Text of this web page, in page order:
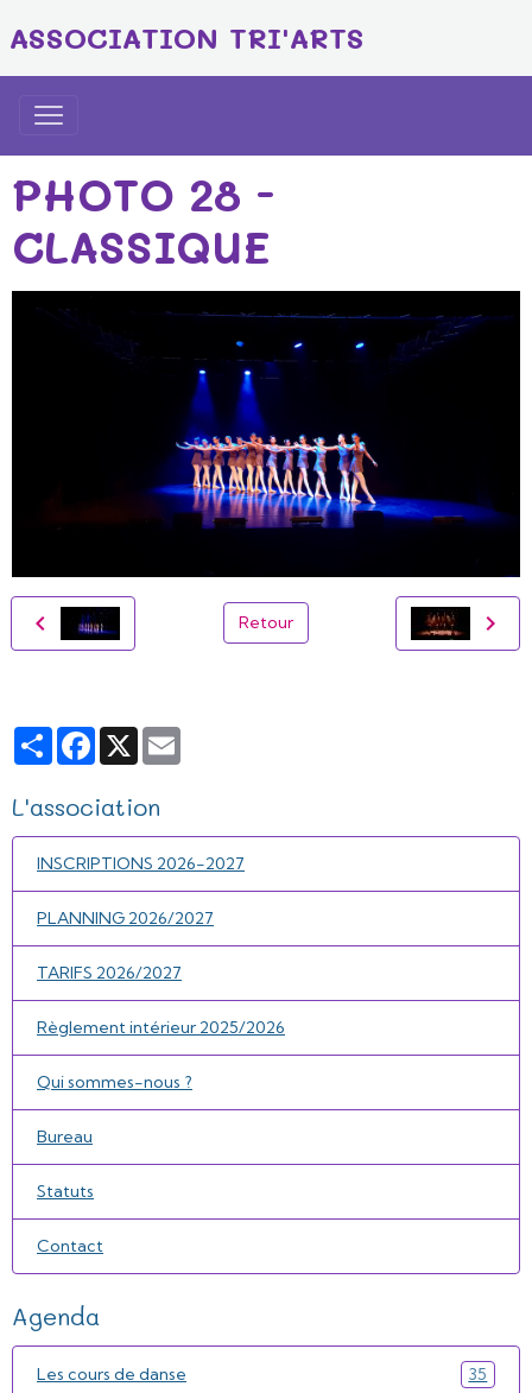
ASSOCIATION TRI'ARTS
PHOTO 28 -
CLASSIQUE
Retour
PartagerFacebook
X
L'association
INSCRIPTIONS 2026-2027
PLANNING 2026/2027
TARIFS 2026/2027
Règlement intérieur 2025/2026
Qui sommes-nous ?
Bureau
Statuts
Contact
Agenda
Les cours de danse 35